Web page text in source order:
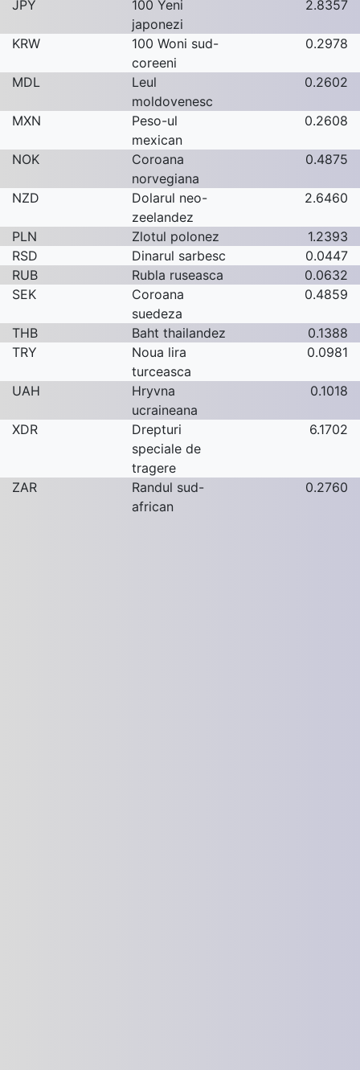
JPY
100 Yeni
japonezi
2.8357
KRW
100 Woni sud-
coreeni
0.2978
MDL
Leul
moldovenesc
0.2602
MXN
Peso-ul
mexican
0.2608
NOK
Coroana
norvegiana
0.4875
NZD
Dolarul neo-
zeelandez
2.6460
PLN Zlotul polonez
1.2393
RSD
Dinarul sarbesc
0.0447
RUB
Rubla ruseasca
0.0632
SEK
Coroana
suedeza
0.4859
THB Baht thailandez
0.1388
TRY
Noua lira
turceasca
0.0981
UAH
Hryvna
ucraineana
0.1018
XDR
Drepturi
speciale de
tragere
6.1702
ZAR
Randul sud-
african
0.2760